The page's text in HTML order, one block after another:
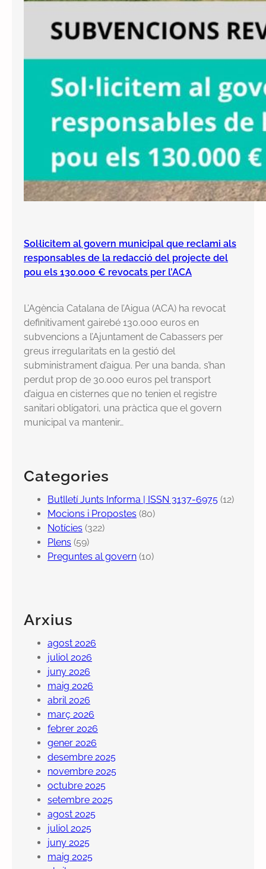
Sol·licitem al govern municipal que reclami als
responsables de la redacció del projecte del
pou els 130.000 € revocats per l’ACA
L’Agència Catalana de l’Aigua (ACA) ha revocat
definitivament gairebé 130.000 euros en
subvencions a l’Ajuntament de Cabassers per
greus irregularitats en la gestió del
subministrament d’aigua. Per una banda, s’han
perdut prop de 30.000 euros pel transport
d’aigua en cisternes que no tenien el registre
sanitari obligatori, una pràctica que el govern
municipal va mantenir…
Categories
Butlletí Junts Informa | ISSN 3137-6975 (12)
Mocions i Propostes (80)
Notícies (322)
Plens (59)
Preguntes al govern (10)
Arxius
agost 2026
juliol 2026
juny 2026
maig 2026
abril 2026
març 2026
febrer 2026
gener 2026
desembre 2025
novembre 2025
octubre 2025
setembre 2025
agost 2025
juliol 2025
juny 2025
maig 2025